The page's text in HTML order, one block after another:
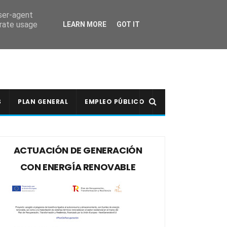
PLAN GENERAL EMPLEO PÚBLICO
ACTUACIÓN DE GENERACIÓN
CON ENERGÍA RENOVABLE
agent
usage
LEARN MORE GOT IT